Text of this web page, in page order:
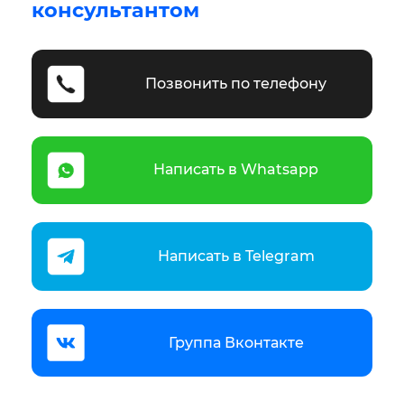
консультантом
Позвонить по телефону
Написать в Whatsapp
Написать в Telegram
Группа Вконтакте